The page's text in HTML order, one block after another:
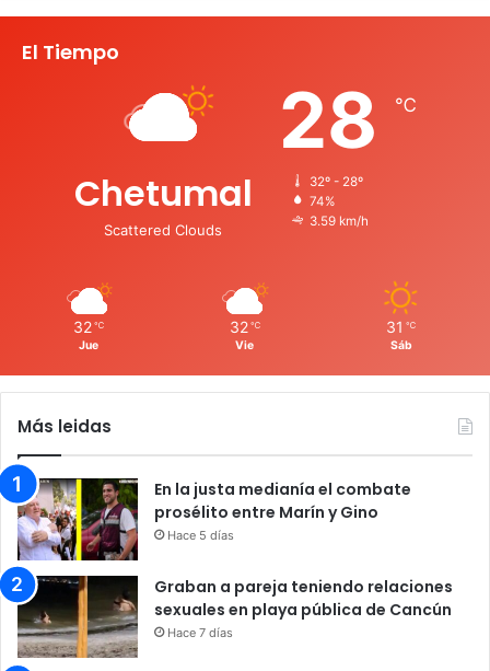
El Tiempo
Chetumal
Scattered Clouds
28 ℃
32º - 28º
74%
3.59 km/h
32 ℃
Jue
32 ℃
Vie
31 ℃
Sáb
Más leidas
En la justa medianía el combate
prosélito entre Marín y Gino
Hace 5 días
Graban a pareja teniendo relaciones
sexuales en playa pública de Cancún
Hace 7 días